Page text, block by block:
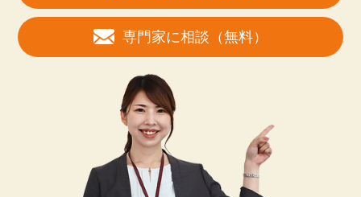
専門家に相談（無料）